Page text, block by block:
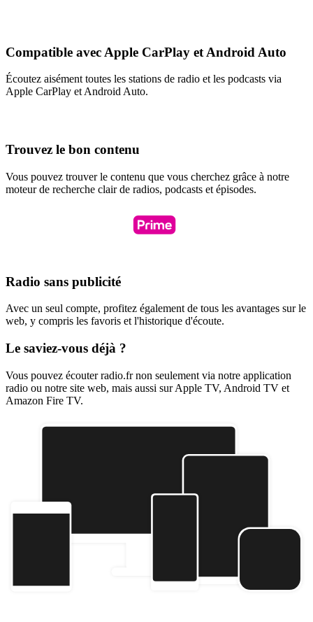
Compatible avec Apple CarPlay et Android Auto
Écoutez aisément toutes les stations de radio et les podcasts via
Apple CarPlay et Android Auto.
Trouvez le bon contenu
Vous pouvez trouver le contenu que vous cherchez grâce à notre
moteur de recherche clair de radios, podcasts et épisodes.
Radio sans publicité
Avec un seul compte, profitez également de tous les avantages sur le
web, y compris les favoris et l'historique d'écoute.
Le saviez-vous déjà ?
Vous pouvez écouter radio.fr non seulement via notre application
radio ou notre site web, mais aussi sur Apple TV, Android TV et
Amazon Fire TV.